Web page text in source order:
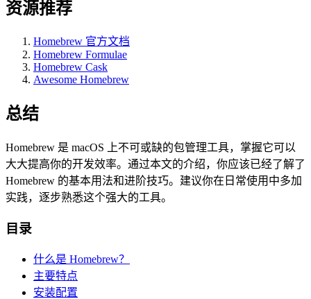
资源推荐
Homebrew 官方文档
Homebrew Formulae
Homebrew Cask
Awesome Homebrew
总结
Homebrew 是 macOS 上不可或缺的包管理工具，掌握它可以
大大提高你的开发效率。通过本文的介绍，你应该已经了解了
Homebrew 的基本用法和进阶技巧。建议你在日常使用中多加
实践，逐步熟悉这个强大的工具。
目录
什么是 Homebrew？
主要特点
安装配置